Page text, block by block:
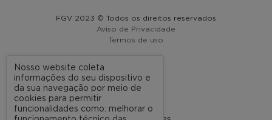
FGV 2023 © Todos os direitos reservados
Aviso de Privacidade
Termos de uso
A FGV
Nosso website coleta
informações do seu dispositivo e
da sua navegação por meio de
cookies para permitir
funcionalidades como: melhorar o